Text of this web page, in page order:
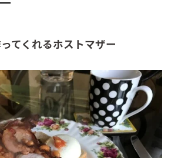
てくれるホストマザー